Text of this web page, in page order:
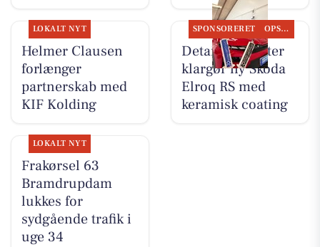
LOKALT NYT
Helmer Clausen
forlænger
partnerskab med
KIF Kolding
SPONSORERET OPSLAGSTAVLEN
Detailing Center
klargør ny Skoda
Elroq RS med
keramisk coating
LOKALT NYT
Frakørsel 63
Bramdrupdam
lukkes for
sydgående trafik i
uge 34